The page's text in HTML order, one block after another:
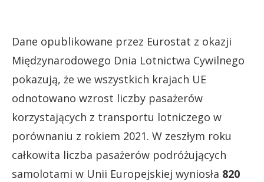
Dane opublikowane przez Eurostat z okazji
Międzynarodowego Dnia Lotnictwa Cywilnego
pokazują, że we wszystkich krajach UE
odnotowano wzrost liczby pasażerów
korzystających z transportu lotniczego w
porównaniu z rokiem 2021. W zeszłym roku
całkowita liczba pasażerów podróżujących
samolotami w Unii Europejskiej wyniosła 820